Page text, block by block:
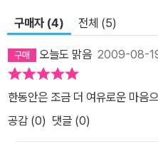
구매자 (4) 전체 (5)
오늘도 맑음 2009-08-
한동안은 조금 더 여유로운 마음
공감 (0) 댓글 (0)